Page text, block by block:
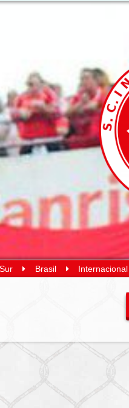
Brasil Internacional